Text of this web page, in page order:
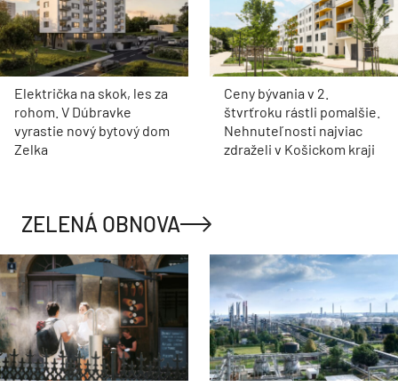
Električka na skok, les za
rohom. V Dúbravke
vyrastie nový bytový dom
Zelka
Ceny bývania v 2.
štvrťroku rástli pomalšie.
Nehnuteľnosti najviac
zdraželi v Košickom kraji
ZELENÁ OBNOVA